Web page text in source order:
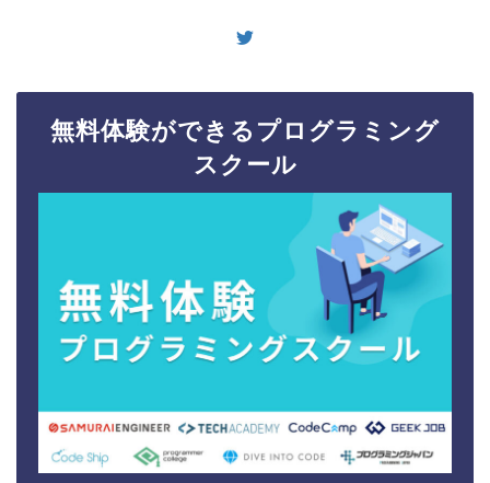
無料体験ができるプログラミング
スクール